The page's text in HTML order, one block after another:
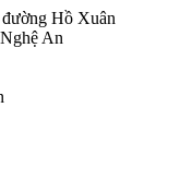
Hồ Xuân
An